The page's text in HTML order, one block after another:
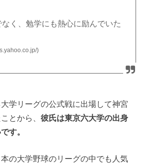
く、勉学にも熱心に励んでいた
)
学リーグの公式戦に出場して神宮
とから、彼氏は東京六大学の出身
す。
の大学野球のリーグの中でも人気